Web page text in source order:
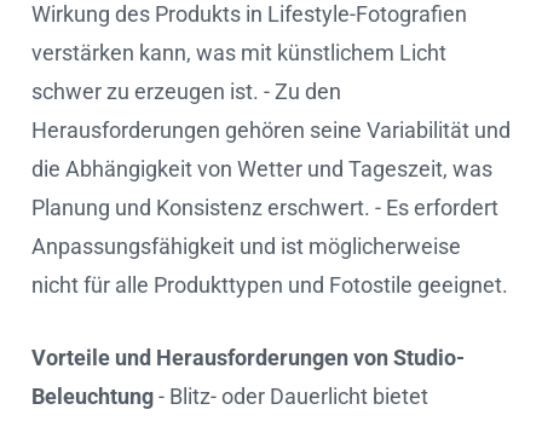
Wirkung des Produkts in Lifestyle-Fotografien
verstärken kann, was mit künstlichem Licht
schwer zu erzeugen ist. - Zu den
Herausforderungen gehören seine Variabilität und
die Abhängigkeit von Wetter und Tageszeit, was
Planung und Konsistenz erschwert. - Es erfordert
Anpassungsfähigkeit und ist möglicherweise
nicht für alle Produkttypen und Fotostile geeignet.
Vorteile und Herausforderungen von Studio-
Beleuchtung- Blitz- oder Dauerlicht bietet